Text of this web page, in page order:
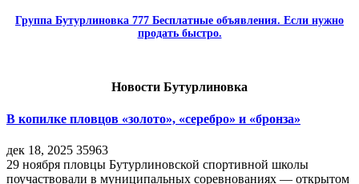
Группа Бутурлиновка 777 Бесплатные объявления. Если нужно
продать быстро.
Новости Бутурлиновка
В копилке пловцов «золото», «серебро» и «бронза»
дек 18, 2025 35963
29 ноября пловцы Бутурлиновской спортивной школы
поучаствовали в муниципальных соревнованиях — открытом